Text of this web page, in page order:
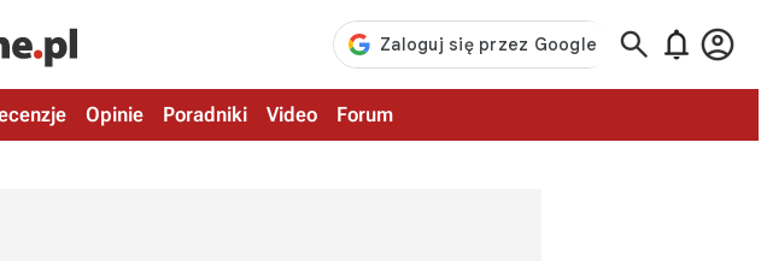
  
Opinie Poradniki Video Forum